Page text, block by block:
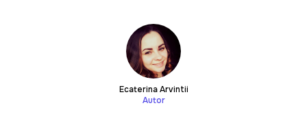
Ecaterina Arvintii
Autor